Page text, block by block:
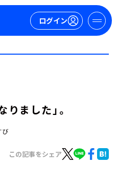
ログイン
りました」。
び
この記事をシェア